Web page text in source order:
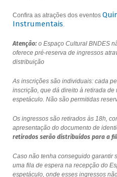
Confira as atrações dos eventos
Instrumentais.
Atenção:o Espaço Cultural BNDES
oferece pré-reserva de ingressos
distribuição
As inscrições são individuais: cada
inscrição, que dá direito à retirada
espetáculo. Não são permitidas
Os ingressos são retirados às 18h,
apresentação do documento de
retirados serão distribuídos para a
Caso não tenha conseguido garantir
uma fila de espera na recepção do
espetáculo, onde esses ingressos